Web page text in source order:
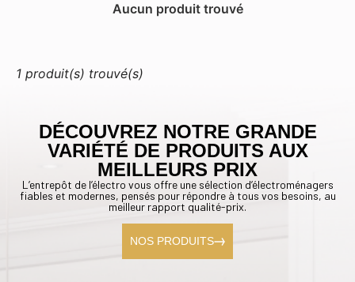
Aucun produit trouvé
1 produit(s) trouvé(s)
DÉCOUVREZ NOTRE GRANDE
VARIÉTÉ DE PRODUITS AUX
MEILLEURS PRIX
L’entrepôt de l’électro vous offre une sélection d’électroménagers
fiables et modernes, pensés pour répondre à tous vos besoins, au
meilleur rapport qualité-prix.
NOS PRODUITS